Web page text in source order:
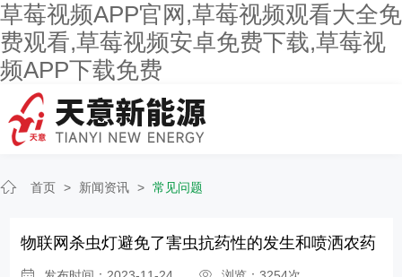
草莓视频APP官网,草莓视频观看大全免
费观看,草莓视频安卓免费下载,草莓视
频APP下载免费
新闻资讯
联系草莓视频APP官网
首页 > 新闻资讯 > 常见问题
物联网杀虫灯避免了害虫抗药性的发生和喷洒农药